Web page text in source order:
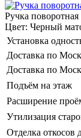
Ручка поворотная
Цвет: Черный
Установка
Доставка по
Доставка по
Подъём на этаж
Расширение
Утилизация
Отделка откосов